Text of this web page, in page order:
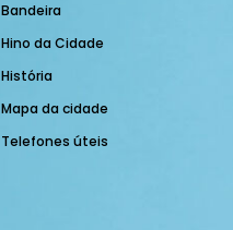
Bandeira
Hino da Cidade
História
Mapa da cidade
Telefones úteis